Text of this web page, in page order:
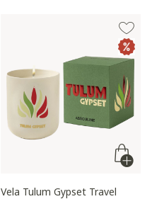
Vela Tulum Gypset Travel